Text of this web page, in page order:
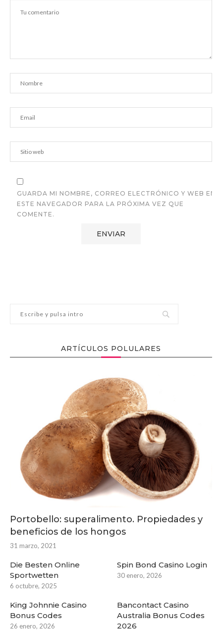
GUARDA MI NOMBRE, CORREO ELECTRÓNICO Y WEB EN
ESTE NAVEGADOR PARA LA PRÓXIMA VEZ QUE
COMENTE.
ARTÍCULOS POLULARES
Portobello: superalimento. Propiedades y
beneficios de los hongos
31 marzo, 2021
Die Besten Online
Sportwetten
6 octubre, 2025
Spin Bond Casino Login
30 enero, 2026
King Johnnie Casino
Bonus Codes
26 enero, 2026
Bancontact Casino
Australia Bonus Codes
2026